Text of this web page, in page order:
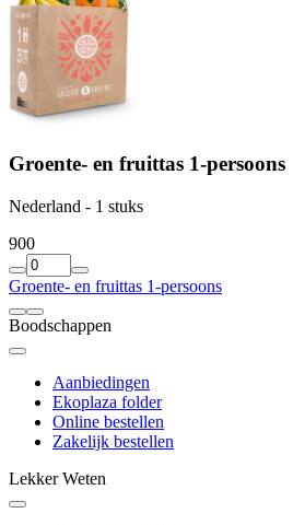
Groente- en fruittas 1-persoons
Nederland - 1 stuks
900
Groente- en fruittas 1-persoons
Boodschappen
Aanbiedingen
Ekoplaza folder
Online bestellen
Zakelijk bestellen
Lekker Weten